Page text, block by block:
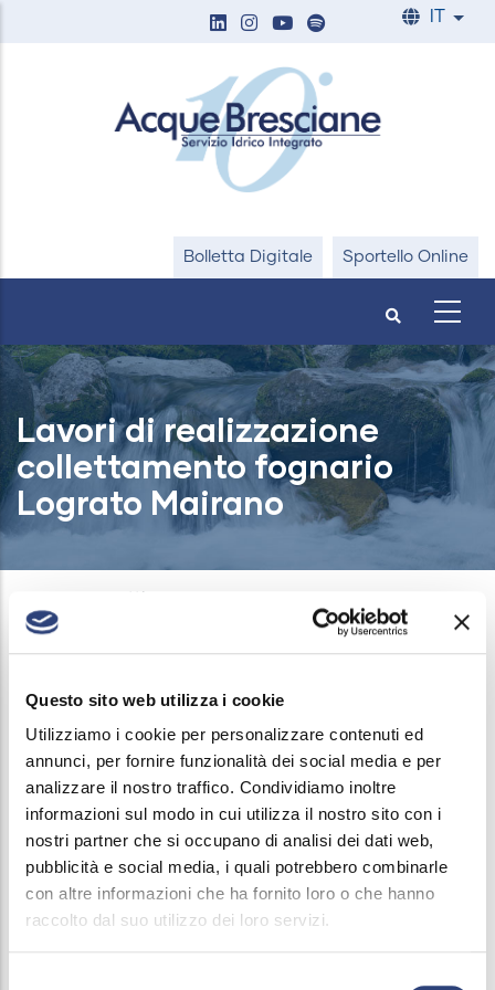
Questo sito web utilizza i cookie
Utilizziamo i cookie per personalizzare contenuti ed
annunci, per fornire funzionalità dei social media e per
analizzare il nostro traffico. Condividiamo inoltre
informazioni sul modo in cui utilizza il nostro sito con i
nostri partner che si occupano di analisi dei dati web,
pubblicità e social media, i quali potrebbero combinarle
con altre informazioni che ha fornito loro o che hanno
raccolto dal suo utilizzo dei loro servizi.
List
Bolletta Digitale Sportello Online
Lavori di realizzazione
collettamento fognario
Lograto Mairano
Breadcrumb
Lavori di realizzazione collettamento fognario Lograto
Mairano
Lavori di realizzazione
collettamento fognario
Lograto Mairano